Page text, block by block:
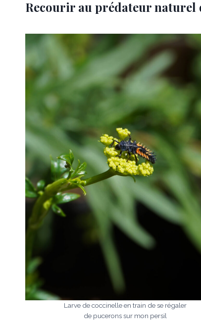
Recourir au prédateur naturel
Larve de coccinelle en train de se régaler
de pucerons sur mon persil